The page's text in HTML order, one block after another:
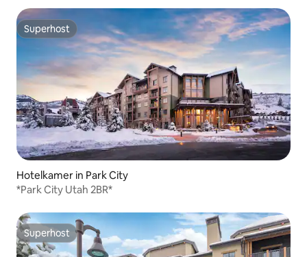
Superhost
Superhost
Hotelkamer in Park City
*Park City Utah 2BR*
Superhost
Superhost